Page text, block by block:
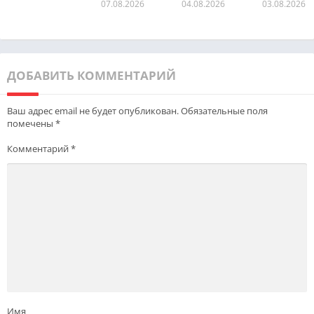
07.08.2026
04.08.2026
03.08.2026
ДОБАВИТЬ КОММЕНТАРИЙ
Ваш адрес email не будет опубликован.Обязательные поля
помечены *
Комментарий*
Имя